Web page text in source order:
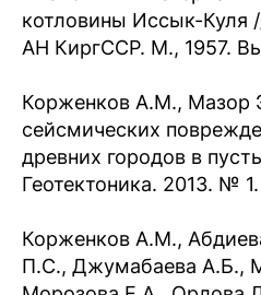
котловины Иссык-Куля
АН КиргССР. М., 1957.
Корженков А.М., Мазор
сейсмических
древних городов в
Геотектоника. 2013. №
Корженков А.М.,
П.С., Джумабаева А.Б.,